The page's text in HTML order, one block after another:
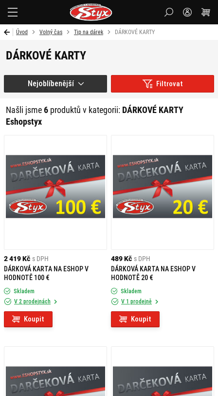
Úvod Volný čas Tip na dárek DÁRKOVÉ KARTY
DÁRKOVÉ KARTY
Filtrovat
Našli jsme6 produktů v kategorii: DÁRKOVÉ KARTY
Eshopstyx
Nejoblíbenější
2 419 Kč s DPH
DÁRKOVÁ KARTA NA ESHOP V
HODNOTĚ 100 €
Skladem
V 2 prodejnách
Koupit
489 Kč s DPH
DÁRKOVÁ KARTA NA ESHOP V
HODNOTĚ 20 €
Skladem
V 1 prodejně
Koupit